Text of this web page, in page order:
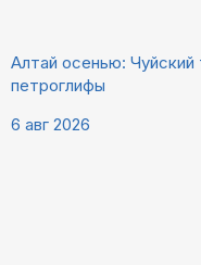
Алтай осенью: Чуйский
петроглифы
6 авг 2026